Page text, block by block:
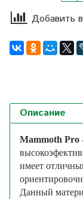
Добавить
Описание
Mammoth Pro
имеет
Данный